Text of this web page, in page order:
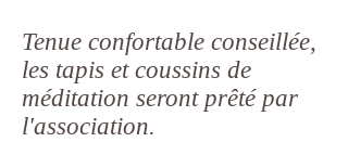
Tenue confortable conseillée,
les tapis et coussins de
méditation seront prêté par
l'association.